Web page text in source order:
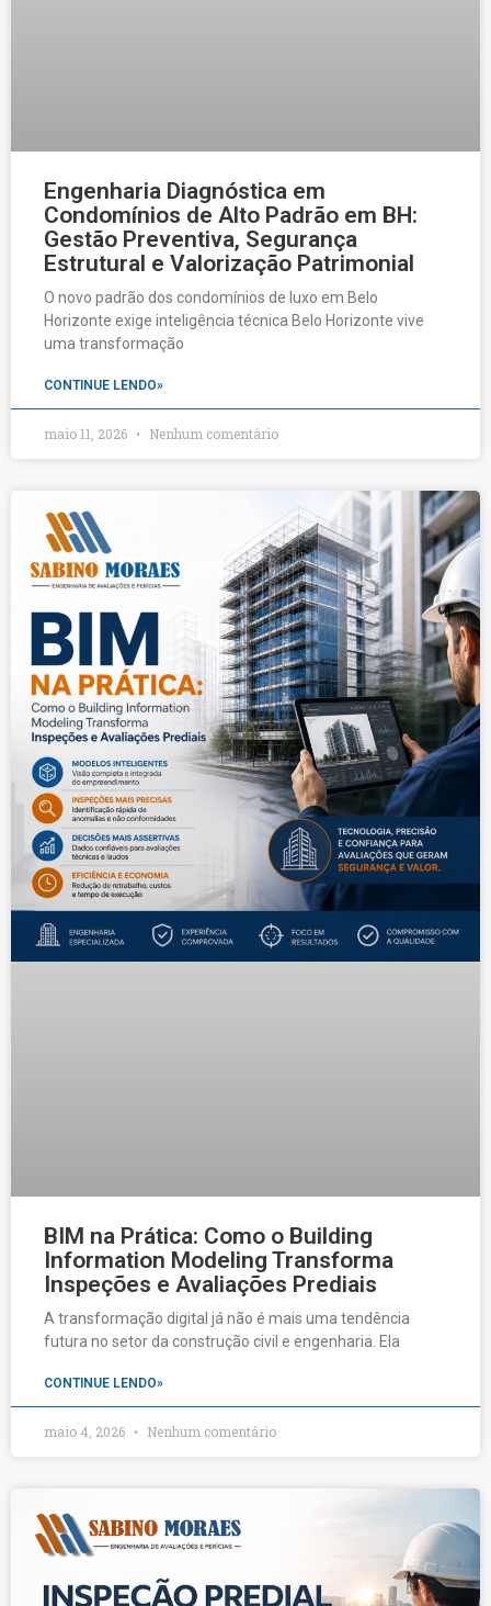
Engenharia Diagnóstica em
Condomínios de Alto Padrão em BH:
Gestão Preventiva, Segurança
Estrutural e Valorização Patrimonial
O novo padrão dos condomínios de luxo em Belo
Horizonte exige inteligência técnica Belo Horizonte vive
uma transformação
CONTINUE LENDO»
maio 11, 2026 Nenhum comentário
BIM na Prática: Como o Building
Information Modeling Transforma
Inspeções e Avaliações Prediais
A transformação digital já não é mais uma tendência
futura no setor da construção civil e engenharia. Ela
CONTINUE LENDO»
maio 4, 2026 Nenhum comentário